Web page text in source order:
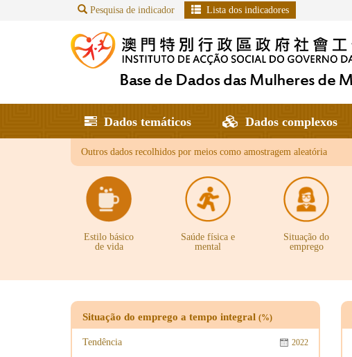
Pesquisa de indicador Lista dos indicadores
Dados temáticos Dados complexos
Outros dados recolhidos por meios como amostragem aleatória
Estilo básico
de vida
Saúde física e
mental
Situação do
emprego
Situação do emprego a tempo integral (%)
Tendência 2022